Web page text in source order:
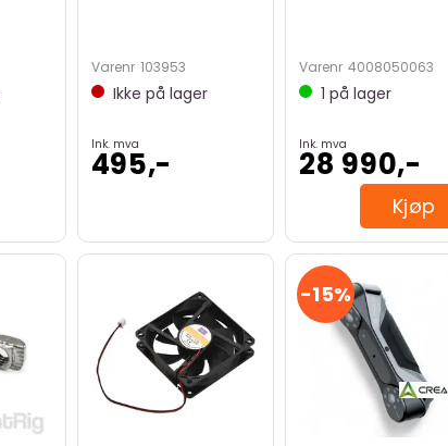
Varenr 103953
Ikke på lager
Ink. mva
495,-
Varenr 4008050063
1 på lager
Ink. mva
28 990,-
Kjøp
15%